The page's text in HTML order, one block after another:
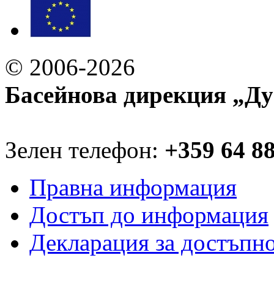
© 2006-2026
Басейнова дирекция
Зелен телефон: +359 64
Правна информация
Достъп до информация
Декларация за